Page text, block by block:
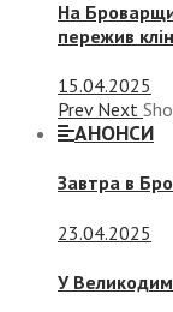
На
пережив
15.04.2025
Prev Next
АНОНСИ
Завтра в
23.04.2025
У